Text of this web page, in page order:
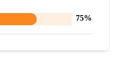
75%